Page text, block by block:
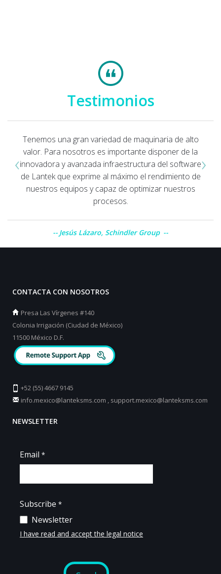
Testimonios
Tenemos una gran variedad de maquinaria de alto
valor. Para nosotros es importante disponer de la
innovadora y avanzada infraestructura del software
de Lantek que exprime al máximo el rendimiento de
nuestros equipos y capaz de optimizar nuestros
procesos.
Jesús Lázaro, Schindler Group
‹ ›
CONTACTA CON NOSOTROS
Presa Las Vírgenes #140
Colonia Irrigación (Ciudad de México)
11500 México D.F.
+52 (55) 4667 9145
info.mexico@lanteksms.com , support.mexico@lanteksms.com
NEWSLETTER